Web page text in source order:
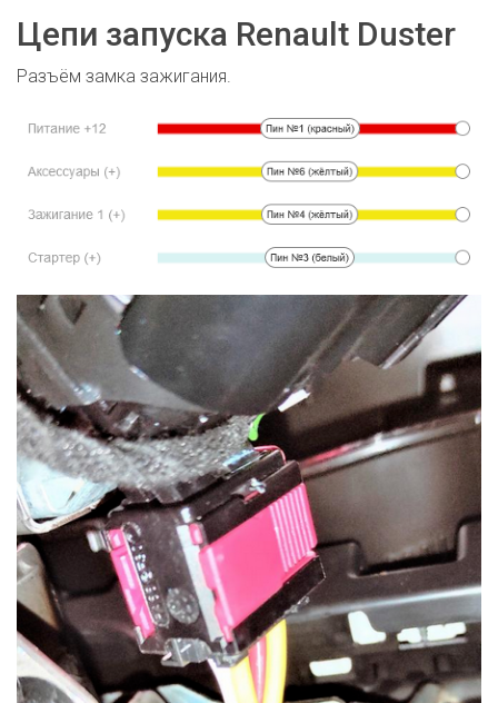
Цепи запуска Renault Duster
Разъём замка зажигания.